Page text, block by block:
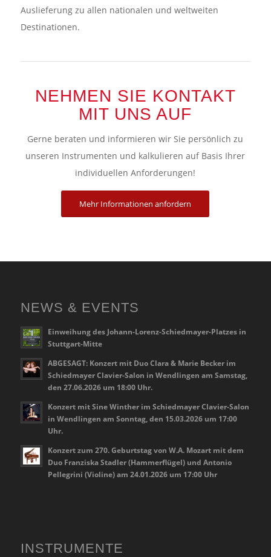
Auslieferung zu allen nationalen und weltweiten
Destinationen.
NEHMEN SIE KONTAKT
MIT UNS AUF
Gerne beraten und informieren wir Sie persönlich zu
unseren Instrumenten und kalkulieren auf Basis Ihrer
individuellen Anforderungen!
Mehr Informationen anfordern
NEWS & EVENTS
Einweihung des Johann-Lorenz-Schiedmayer-Platzes in
Stuttgart-Mitte
ABGESAGT: Konzert mit Duo Clara & Marie Becker im
Schiedmayer Clavier-Salon in Wendlingen am Samstag,
den 27.06.2026 um 18:00 Uhr.
Konzert mit Sine Winther im Schiedmayer Clavier-Salon
in Wendlingen am Sonntag, den 15.03.2026 um 17:00
Uhr.
Konzert zum 270. Geburtstag von W.A. Mozart mit dem
Duo Franziska Stadler (Hammerflügel) und Antonio
Pellegrini (Violine) am 24.01.2026 um 17:00 Uhr
INSTRUMENTE